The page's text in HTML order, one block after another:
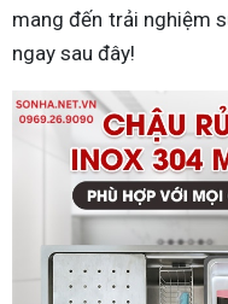
mang đến trải nghiệm
ngay sau đây!